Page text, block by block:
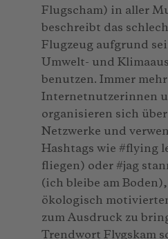
Flugscham) in aller
beschreibt das
Flugzeug aufgrund
Umwelt- und
benutzen. Immer
Internetnutzerinnen
organisieren sich über
Netzwerke und
Hashtags wie #flying
fliegen) oder #jag
(ich bleibe am
ökologisch
zum Ausdruck zu
Trendwort Flygskam